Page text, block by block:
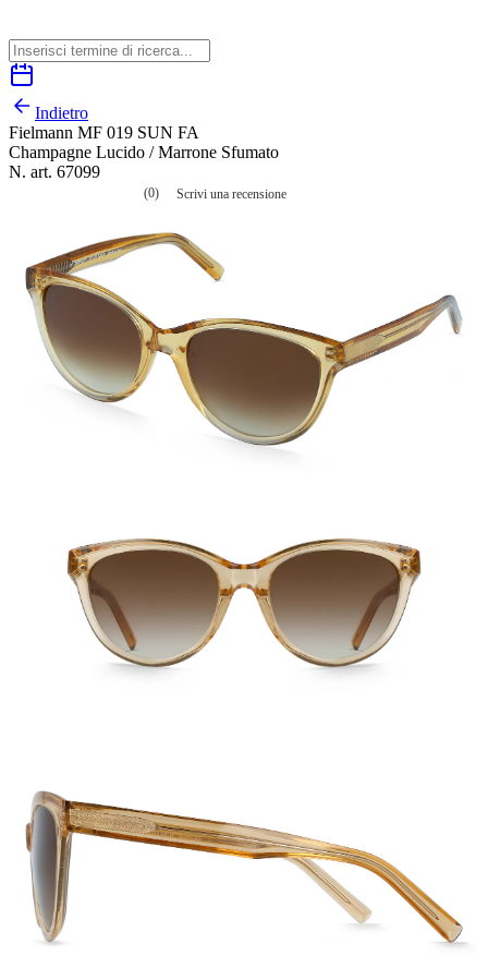
Indietro
Fielmann MF 019 SUN FA
Champagne Lucido / Marrone Sfumato
N. art. 67099
valutazione
media
(0) Scrivi una recensione